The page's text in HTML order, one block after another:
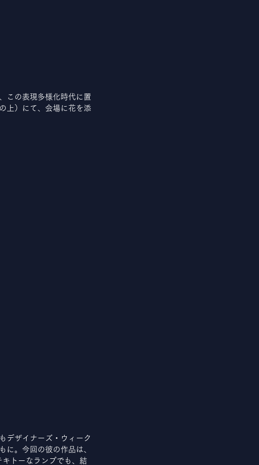
この表現多様化時代に置
上）にて、会場に花を添
デザイナーズ・ウィーク
に。今回の彼の作品は、
トーなランプでも、結